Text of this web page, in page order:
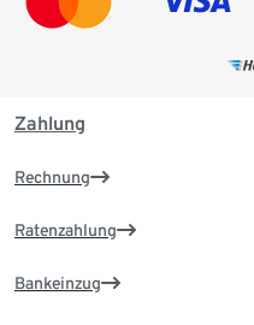
Zahlung
Rechnung
Ratenzahlung
Bankeinzug